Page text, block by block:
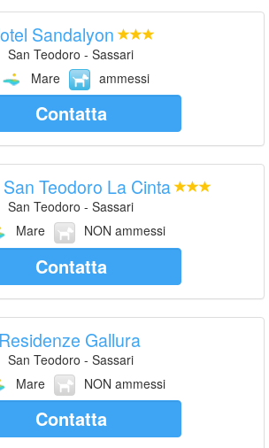
Sandalyon
San Teodoro - Sassari
Mare
ammessi
Contatta
Teodoro La Cinta
San Teodoro - Sassari
Mare
NON ammessi
Contatta
Residenze Gallura
San Teodoro - Sassari
Mare
NON ammessi
Contatta